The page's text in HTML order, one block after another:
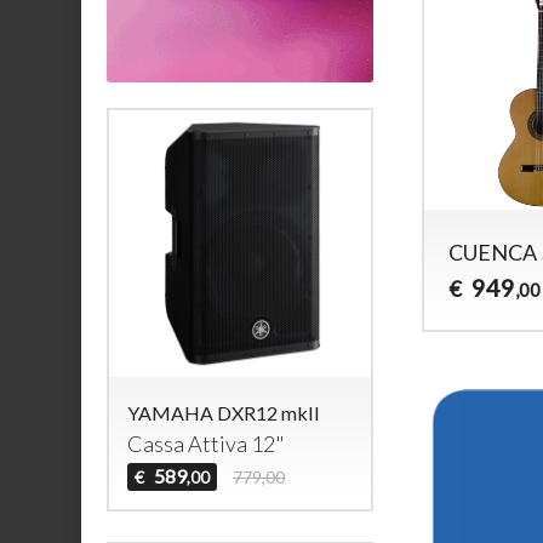
CUENCA
€ 949,00
YAMAHA DXR12 mkII
Cassa Attiva 12"
€ 589,00 779,00